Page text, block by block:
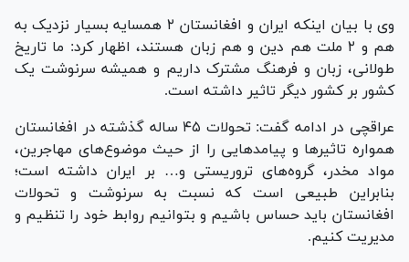
وی با بیان اینکه ایران و افغانستان ۲ همسایه بسیار نزدیک به
هم و ۲ ملت هم دین و هم زبان هستند، اظهار کرد: ما تاریخ
طولانی، زبان و فرهنگ مشترک داریم و همیشه سرنوشت یک
کشور بر کشور دیگر تاثیر داشته است.
عراقچی در ادامه گفت: تحولات ۴۵ ساله گذشته در افغانستان
همواره تاثیرها و پیامدهایی را از حیث موضوع‌های مهاجرین،
مواد مخدر، گروه‌های تروریستی و… بر ایران داشته است؛
بنابراین طبیعی است که نسبت به سرنوشت و تحولات
افغانستان باید حساس باشیم و بتوانیم روابط خود را تنظیم و
مدیریت کنیم.